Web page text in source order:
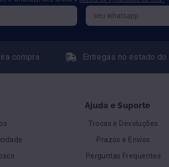
compra Entregas no estado do
Ajuda e Suporte
Trocas e Devoluções
Prazos e Envios
Perguntas Frequentes